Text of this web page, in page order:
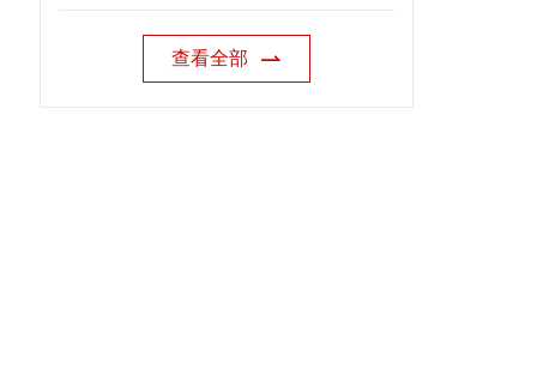
查看全部